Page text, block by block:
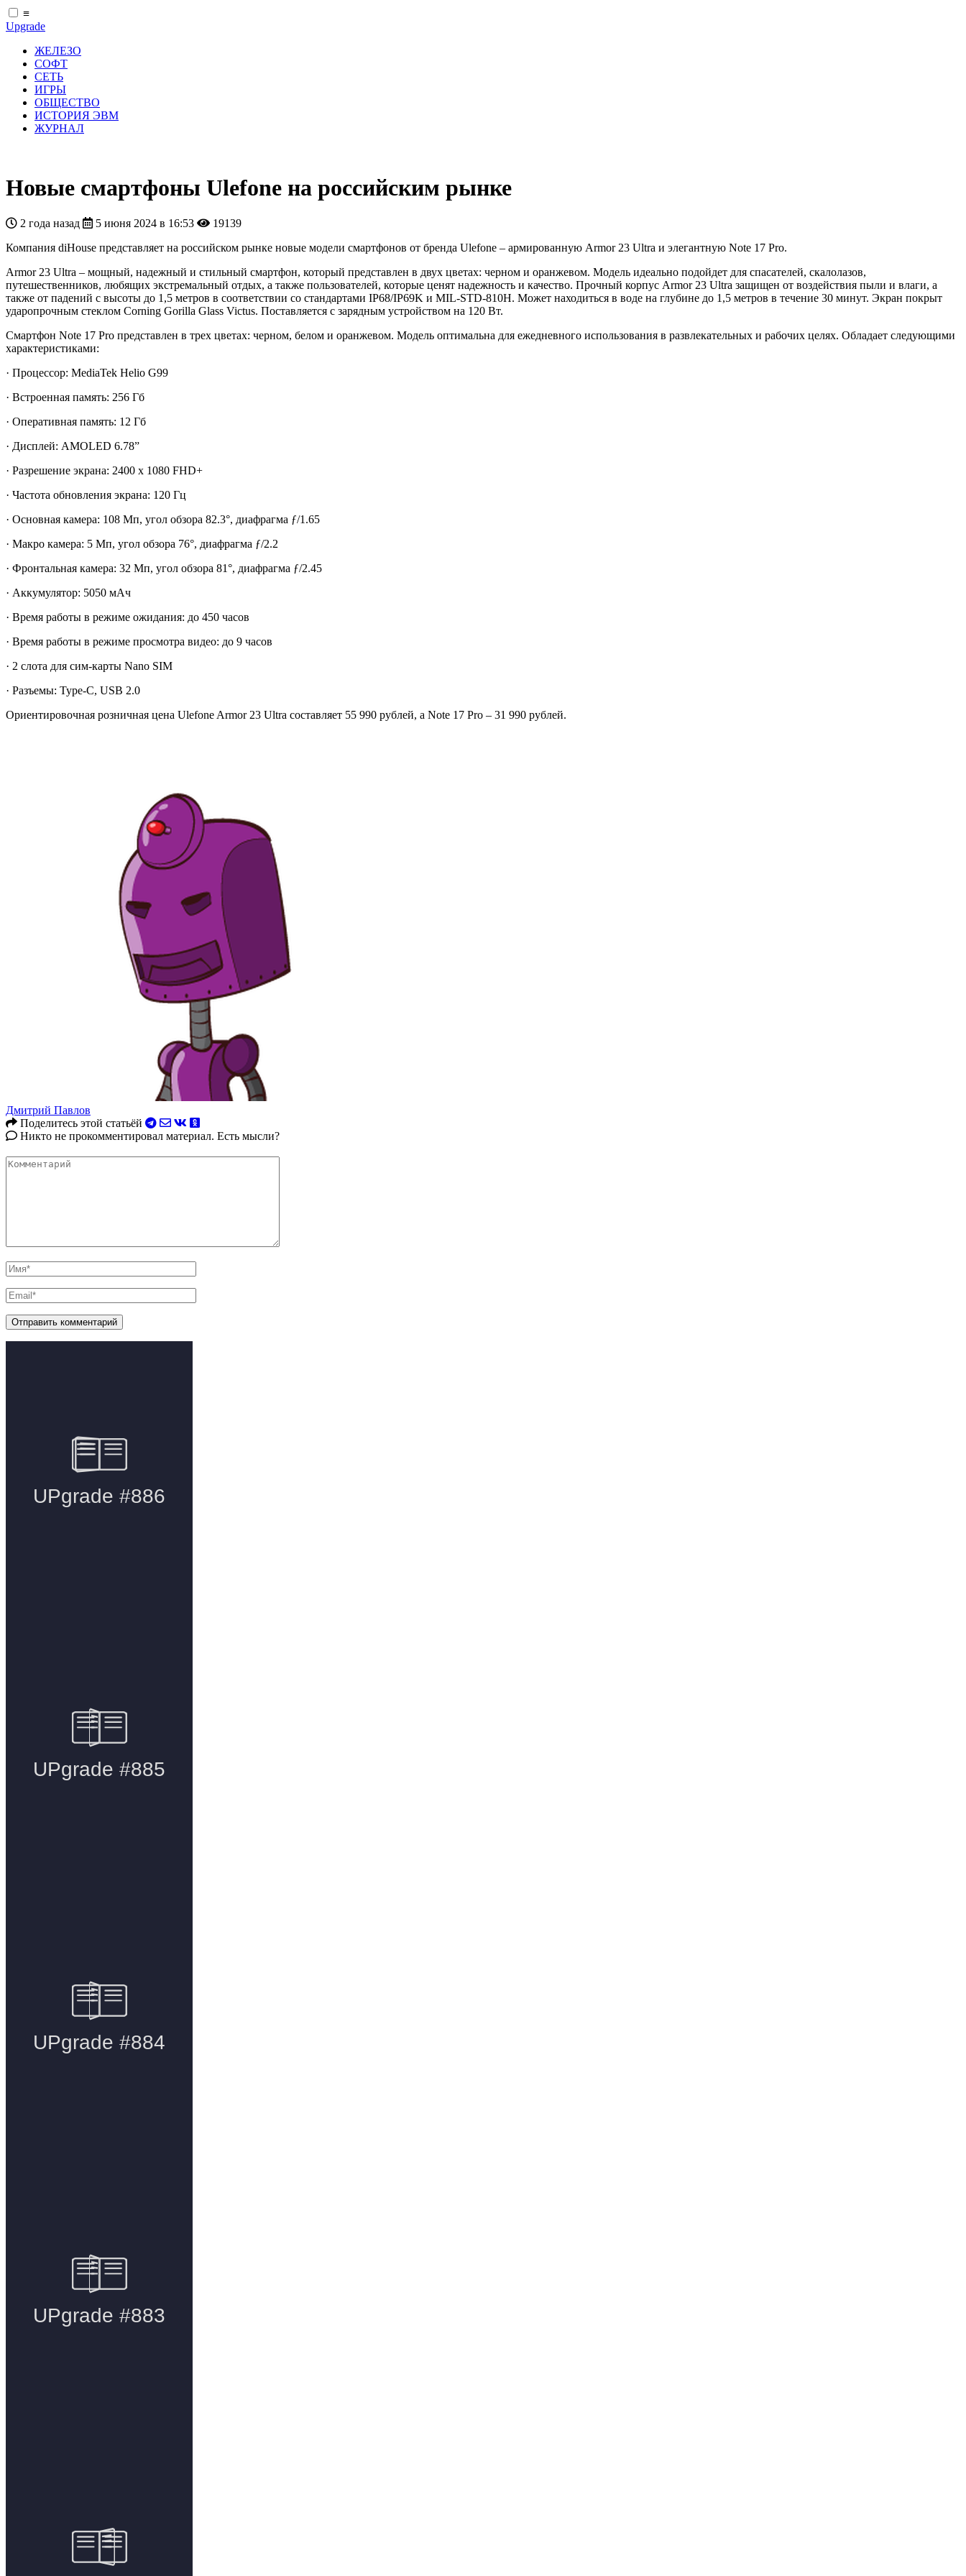
≡
Upgrade
ЖЕЛЕЗО
СОФТ
СЕТЬ
ИГРЫ
ОБЩЕСТВО
ИСТОРИЯ ЭВМ
ЖУРНАЛ
Новые смартфоны Ulefone на российским рынке
2 года назад 5 июня 2024 в 16:53
19139
Компания diHouse представляет на российском рынке новые модели смартфонов от бренда Ulefone – армированную Armor 23 Ultra и элегантную Note 17 Pro.
Armor 23 Ultra – мощный, надежный и стильный смартфон, который представлен в двух цветах: черном и оранжевом. Модель идеально подойдет для спасателей, скалолазов,
путешественников, любящих экстремальный отдых, а также пользователей, которые ценят надежность и качество. Прочный корпус Armor 23 Ultra защищен от воздействия пыли и влаги, а
также от падений с высоты до 1,5 метров в соответствии со стандартами IP68/IP69K и MIL-STD-810H. Может находиться в воде на глубине до 1,5 метров в течение 30 минут. Экран покрыт
ударопрочным стеклом Corning Gorilla Glass Victus. Поставляется с зарядным устройством на 120 Вт.
Cмартфон Note 17 Pro представлен в трех цветах: черном, белом и оранжевом. Модель оптимальна для ежедневного использования в развлекательных и рабочих целях. Обладает следующими
характеристиками:
· Процессор: MediaTek Helio G99
· Встроенная память: 256 Гб
· Оперативная память: 12 Гб
· Дисплей: AMOLED 6.78”
· Разрешение экрана: 2400 x 1080 FHD+
· Частота обновления экрана: 120 Гц
· Основная камера: 108 Мп, угол обзора 82.3°, диафрагма ƒ/1.65
· Макро камера: 5 Мп, угол обзора 76°, диафрагма ƒ/2.2
· Фронтальная камера: 32 Мп, угол обзора 81°, диафрагма ƒ/2.45
· Аккумулятор: 5050 мАч
· Время работы в режиме ожидания: до 450 часов
· Время работы в режиме просмотра видео: до 9 часов
· 2 слота для сим-карты Nano SIM
· Разъемы: Type-C, USB 2.0
Ориентировочная розничная цена Ulefone Armor 23 Ultra составляет 55 990 рублей, а Note 17 Pro – 31 990 рублей.
Дмитрий Павлов
Поделитесь этой статьёй
Никто не прокомментировал материал. Есть мысли?